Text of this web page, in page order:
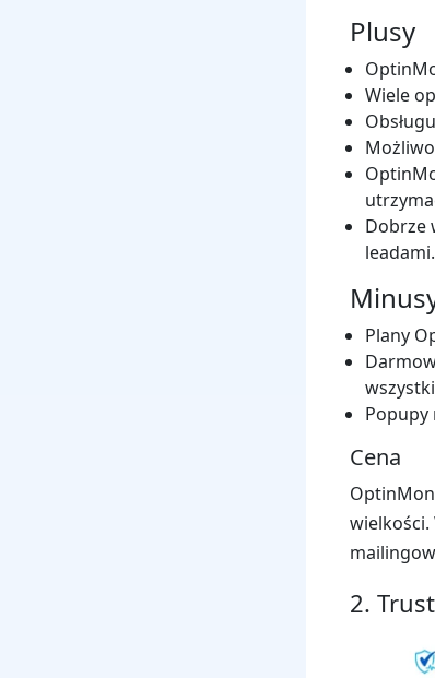
Plusy
Wiele
Dobrze
leadami.
Plany
Popupy
Cena
wielkości.
2.